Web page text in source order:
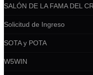
SALÓN DE LA FAMA DEL
Solicitud de Ingreso
SOTA y POTA
W5WIN